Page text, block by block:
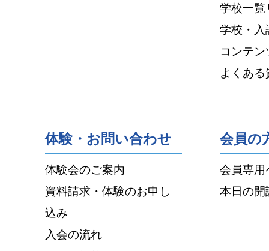
学校一覧
学校・入
コンテン
よくある
体験・お問い合わせ
体験会のご案内
資料請求・体験のお申し
込み
入会の流れ
会員の
会員専用
本日の開